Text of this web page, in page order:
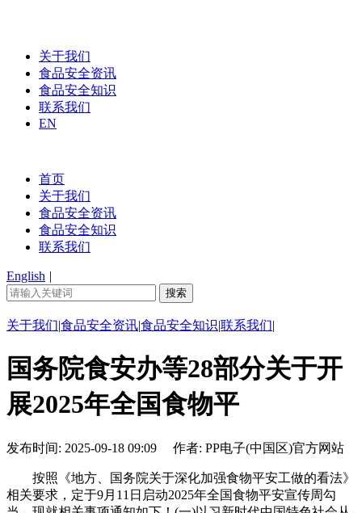
关于我们
食品安全资讯
食品安全知识
联系我们
EN
首页
关于我们
食品安全资讯
食品安全知识
联系我们
English |
关于我们|食品安全资讯|食品安全知识|联系我们|
国务院食安办等28部分关于开
展2025年全国食物平
发布时间: 2025-09-18 09:09 作者: PP电子(中国区)官方网站
按照《地方、国务院关于深化加强食物平安工做的看法》
相关要求，定于9月11日启动2025年全国食物平安宣传周勾